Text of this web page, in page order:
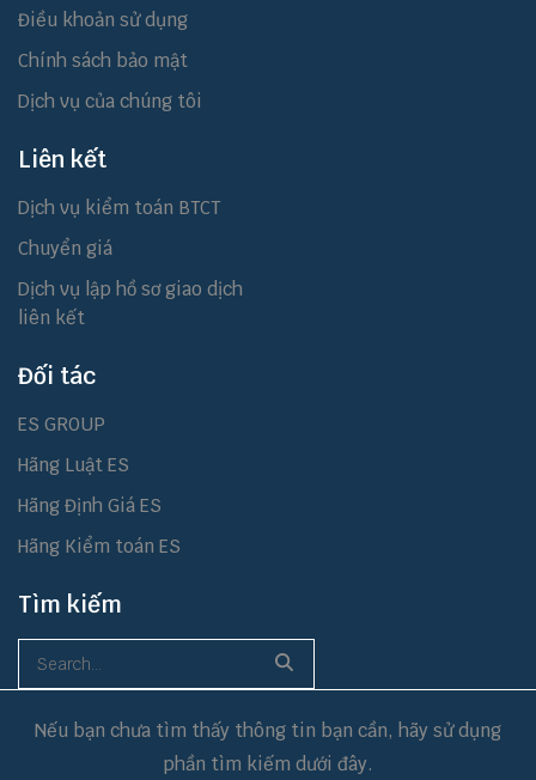
Điều khoản sử dụng
Chính sách bảo mật
Dịch vụ của chúng tôi
Liên kết
Dịch vụ kiểm toán BTCT
Chuyển giá
Dịch vụ lập hồ sơ giao dịch
liên kết
Đối tác
ES GROUP
Hãng Luật ES
Hãng Định Giá ES
Hãng Kiểm toán ES
Tìm kiếm
Nếu bạn chưa tìm thấy thông tin bạn cần, hãy sử dụng
phần tìm kiếm dưới đây.